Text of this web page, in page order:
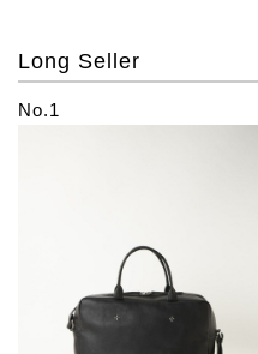
Long Seller
No.1